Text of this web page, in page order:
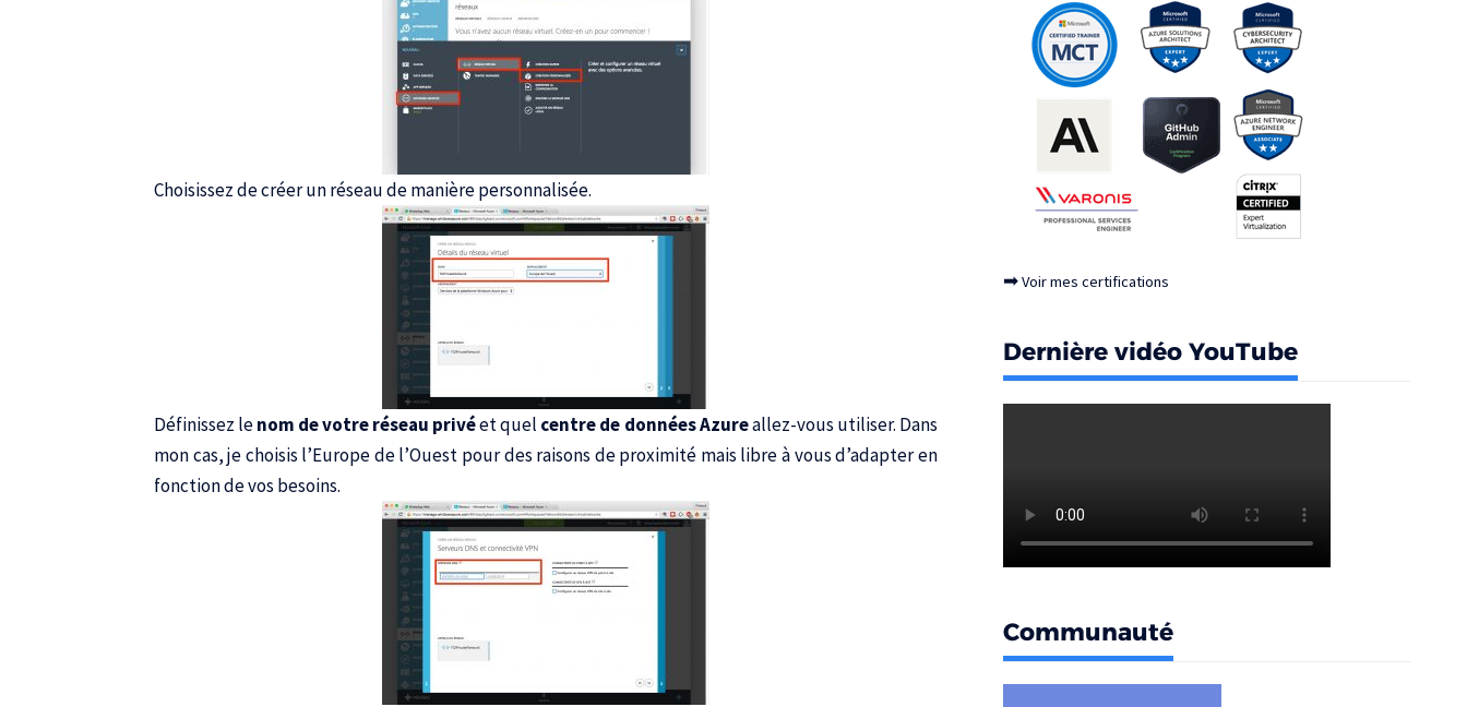
Choisissez de créer un réseau de manière personnalisée.
Définissez lenom de votre réseau privéet quel centre de données Azureallez-vous utiliser. Dans
mon cas, je choisis l’Europe de l’Ouest pour des raisons de proximité mais libre à vous d’adapter en
fonction de vos besoins.
➡Voir mes certifications
Dernière vidéo YouTube
Communauté